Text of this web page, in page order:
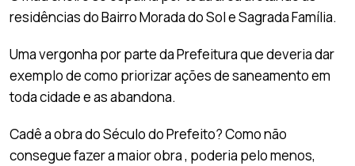
residências do Bairro Morada do Sol e Sagrada Família.
Uma vergonha por parte da Prefeitura que deveria dar
exemplo de como priorizar ações de saneamento em
toda cidade e as abandona.
Cadê a obra do Século do Prefeito? Como não
consegue fazer a maior obra , poderia pelo menos,